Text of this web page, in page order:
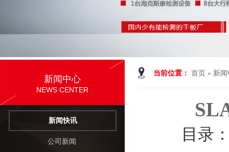
当前位置： 首页 » 新
目录
新闻中心
NEWS CENTER
新闻快讯
公司新闻